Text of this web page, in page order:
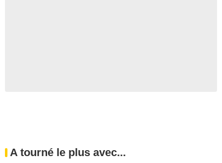
A tourné le plus avec...